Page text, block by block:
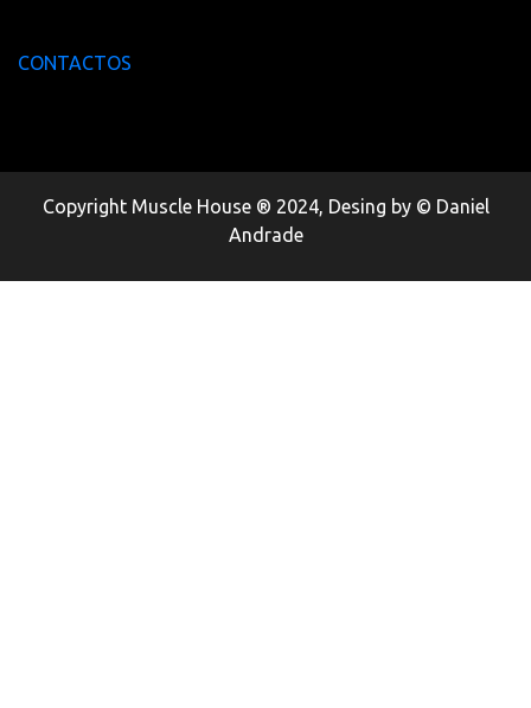
CONTACTOS
Copyright Muscle House ® 2024, Desing by © Daniel
Andrade